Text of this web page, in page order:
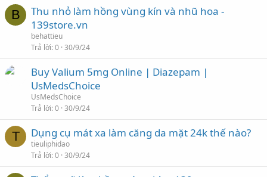
B
Thu nhỏ làm hồng vùng kín và nhũ hoa -
139store.vn
behattieu
Trả lời 0 30/9/24
Buy Valium 5mg Online | Diazepam |
UsMedsChoice
UsMedsChoice
Trả lời 0 30/9/24
T Dụng cụ mát xa làm căng da mặt 24k thế nào?
tieuliphidao
Trả lời 0 30/9/24